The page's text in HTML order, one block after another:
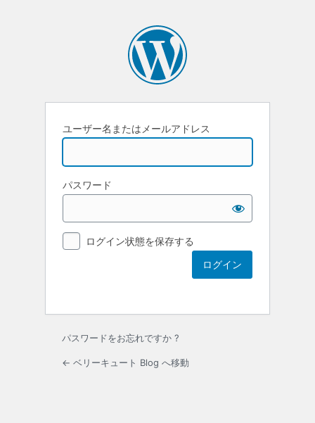
ユーザー名またはメールアドレス
パスワード
ログイン状態を保存する
パスワードをお忘れですか ?
← ベリーキュート Blog へ移動